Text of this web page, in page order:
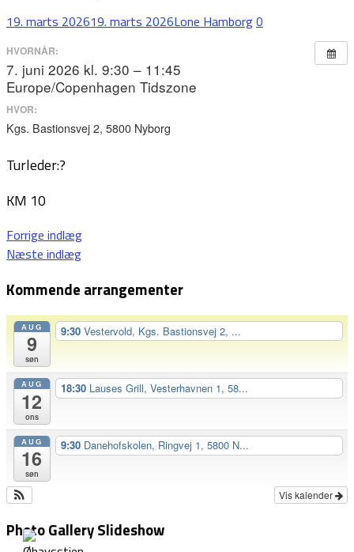
19. marts 202619. marts 2026Lone Hamborg0
HVORNÅR:
7. juni 2026 kl. 9:30 – 11:45
Europe/Copenhagen Tidszone
HVOR:
Kgs. Bastionsvej 2, 5800 Nyborg
Turleder:?
KM 10
Indlægsnavigation
Forrige indlæg
Næste indlæg
Kommende arrangementer
AUG
9
søn
9:30 Vestervold, Kgs. Bastionsvej 2, ...
AUG
12
ons
18:30 Lauses Grill, Vesterhavnen 1, 58...
AUG
16
søn
9:30 Danehofskolen, Ringvej 1, 5800 N...
Vis kalender
Photo Gallery Slideshow